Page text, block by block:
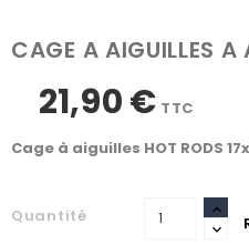
CAGE A AIGUILLES
21,90 € TTC
Cage à aiguilles HOT RODS
Quantité